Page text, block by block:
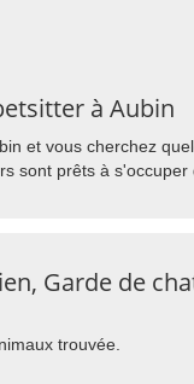
à Aubin
et vous cherchez
sont prêts à
Garde de
trouvée.